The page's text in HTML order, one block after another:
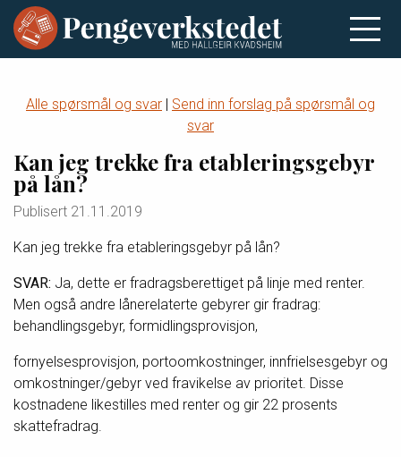
Alle spørsmål og svar | Send inn forslag på spørsmål og
svar
Kan jeg trekke fra etableringsgebyr
på lån?
Publisert 21.11.2019
Kan jeg trekke fra etableringsgebyr på lån?
SVAR: Ja, dette er fradragsberettiget på linje med renter.
Men også andre lånerelaterte gebyrer gir fradrag:
behandlingsgebyr, formidlingsprovisjon,
fornyelsesprovisjon, portoomkostninger, innfrielsesgebyr og
omkostninger/gebyr ved fravikelse av prioritet. Disse
kostnadene likestilles med renter og gir 22 prosents
skattefradrag.